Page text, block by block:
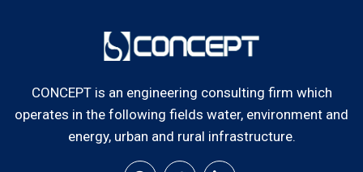
CONCEPT is an engineering consulting firm which
operates in the following fields water, environment and
energy, urban and rural infrastructure.